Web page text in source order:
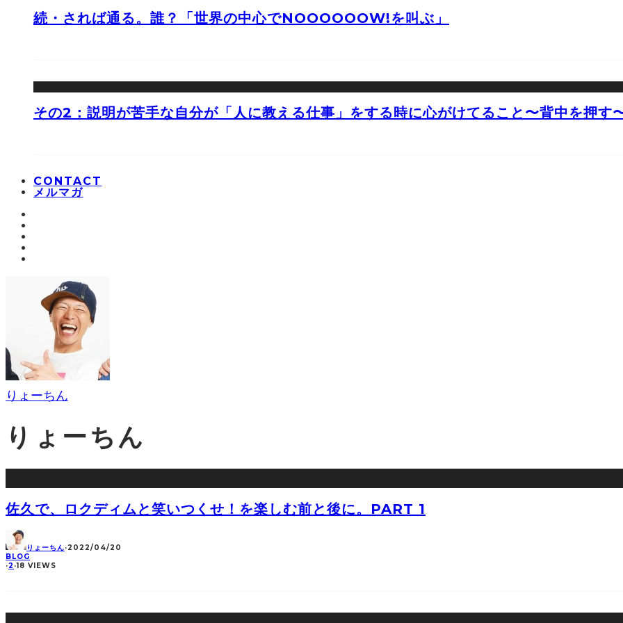
続・されば通る。誰？「世界の中心でNOOOOOOW!を叫ぶ」
その2：説明が苦手な自分が「人に教える仕事」をする時に心がけてること〜背中を押す
CONTACT
メルマガ
りょーちん
りょーちん
佐久で、ロクディムと笑いつくせ！を楽しむ前と後に。PART 1
りょーちん·2022/04/20
BLOG
·2 ·18 VIEWS